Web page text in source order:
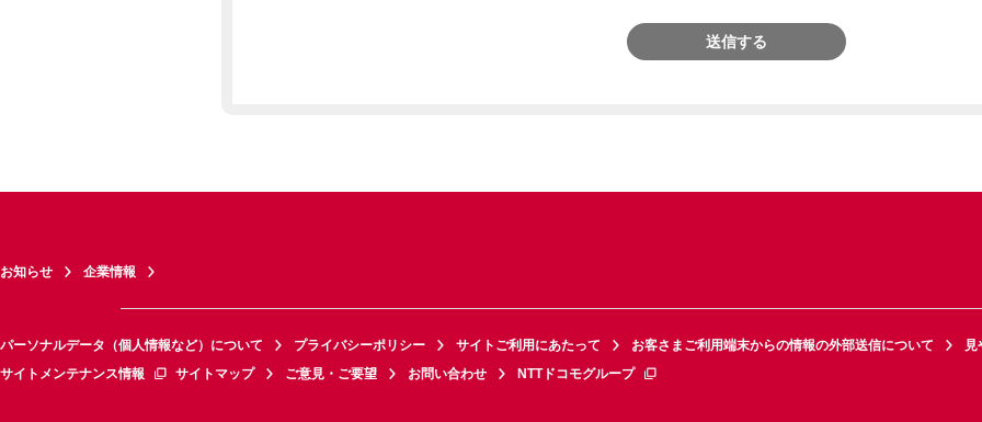
送信する
お知らせ 企業情報
パーソナルデータ（個人情報など）について プライバシーポリシー サイトご利用にあたって お客さまご利用端末からの情報の外部送信について
見
サイトメンテナンス情報
サイトマップ ご意見・ご要望 お問い合わせ NTTドコモグループ